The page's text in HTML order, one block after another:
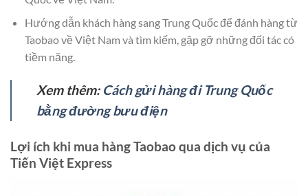
Hướng dẫn khách hàng sang Trung Quốc để đánh hàng từ
Taobao về Việt Nam và tìm kiếm, gặp gỡ những đối tác có
tiềm năng.
Xem thêm: Cách gửi hàng đi Trung Quốc
bằng đường bưu điện
Lợi ích khi mua hàng Taobao qua dịch vụ của
Tiến Việt Express